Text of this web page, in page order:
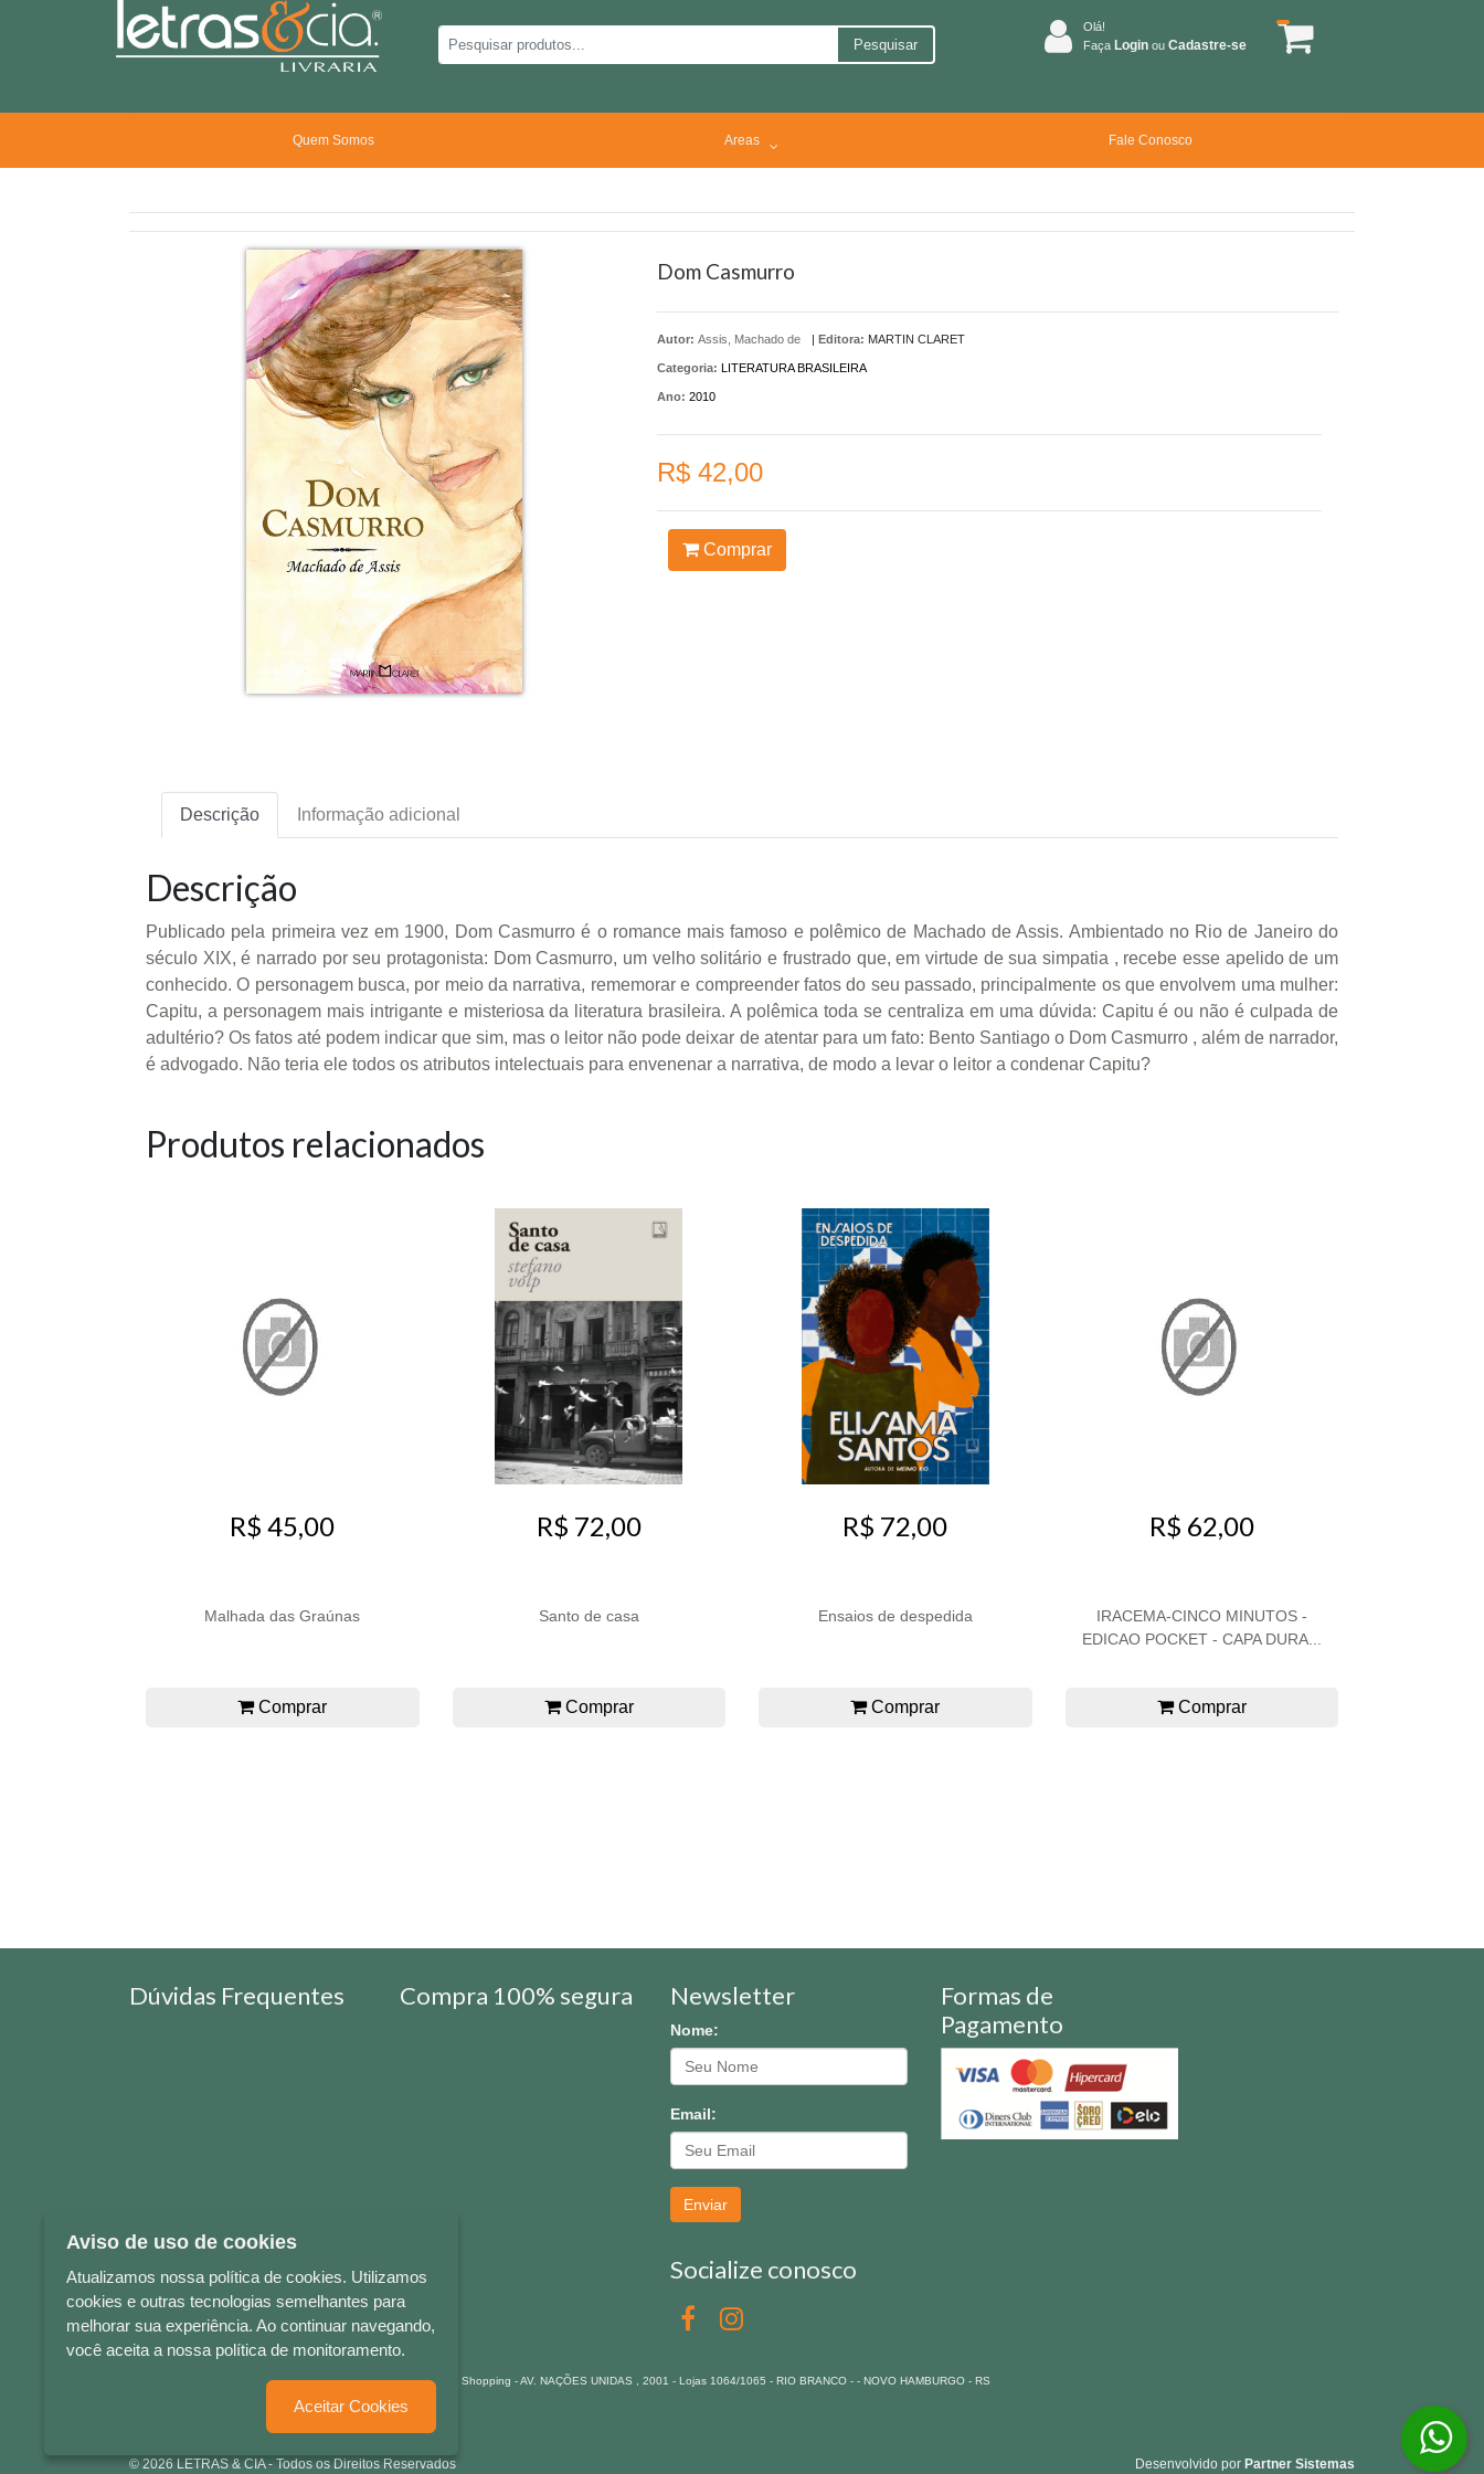
Pesquisar
Olá!
Faça Login ou Cadastre-se
Quem Somos Areas Fale Conosco
Dom Casmurro
Autor: Assis, Machado de | Editora: MARTIN CLARET
Categoria: LITERATURA BRASILEIRA
Ano: 2010
R$ 42,00
Comprar
Descrição Informação adicional
Descrição
Publicado pela primeira vez em 1900, Dom Casmurro é o romance mais famoso e polêmico de Machado de Assis. Ambientado no Rio de Janeiro do
século XIX, é narrado por seu protagonista: Dom Casmurro, um velho solitário e frustrado que, em virtude de sua simpatia , recebe esse apelido de um
conhecido. O personagem busca, por meio da narrativa, rememorar e compreender fatos do seu passado, principalmente os que envolvem uma mulher:
Capitu, a personagem mais intrigante e misteriosa da literatura brasileira. A polêmica toda se centraliza em uma dúvida: Capitu é ou não é culpada de
adultério? Os fatos até podem indicar que sim, mas o leitor não pode deixar de atentar para um fato: Bento Santiago o Dom Casmurro , além de narrador,
é advogado. Não teria ele todos os atributos intelectuais para envenenar a narrativa, de modo a levar o leitor a condenar Capitu?
Produtos relacionados
R$ 45,00
Malhada das Graúnas
Comprar
R$ 72,00
Santo de casa
Comprar
R$ 72,00
Ensaios de despedida
Comprar
R$ 62,00
IRACEMA-CINCO MINUTOS -
EDICAO POCKET - CAPA DURA...
Comprar
Dúvidas Frequentes Compra 100% segura Newsletter
Nome:
Email:
Enviar
Socialize conosco
Formas de
Pagamento
LETRAS & CIA - CNPJ n° 88.587.548/0001-20 - Térreo Bourbon Shopping - AV. NAÇÕES UNIDAS , 2001 - Lojas 1064/1065 - RIO BRANCO - - NOVO HAMBURGO - RS
© 2026 LETRAS & CIA - Todos os Direitos Reservados Desenvolvido por Partner Sistemas
Aviso de uso de cookies
Atualizamos nossa política de cookies. Utilizamos
cookies e outras tecnologias semelhantes para
melhorar sua experiência. Ao continuar navegando,
você aceita a nossa política de monitoramento.
Aceitar Cookies